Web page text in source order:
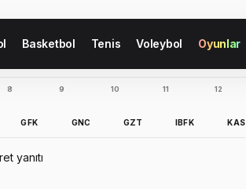
Basketbol Tenis Voleybol Oyunlar
8
GFK
9
GNC
10
GZT
11
IBFK
12
KAS
yanıtı